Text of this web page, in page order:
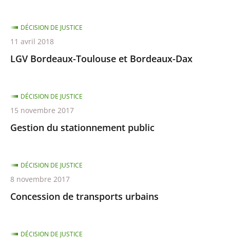
LGV Bordeaux-Toulouse et Bordeaux-Dax
DÉCISION DE JUSTICE
11 avril 2018
Gestion du stationnement public
DÉCISION DE JUSTICE
15 novembre 2017
Concession de transports urbains
DÉCISION DE JUSTICE
8 novembre 2017
DÉCISION DE JUSTICE